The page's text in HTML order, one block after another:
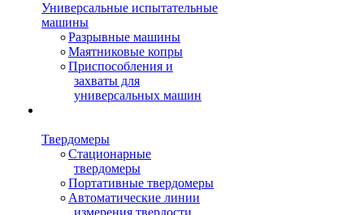
Универсальные испытательные
машины
Разрывные машины
Маятниковые копры
Приспособления и
захваты для
универсальных машин
Твердомеры
Стационарные
твердомеры
Портативные твердомеры
Автоматические линии
измерения твердости